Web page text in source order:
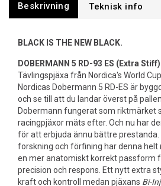
Beskrivning
BLACK IS THE NEW BLACK.
DOBERMANN 5 RD-93 ES (Extra Stiff)
Tävlingspjäxa från Nordica's World
Nordicas Dobermann 5 RD-ES är
och se till att du landar överst på
Dobermann fungerat som riktmärket
racingpjäxor mäts efter. Och nu har
för att erbjuda ännu bättre prestanda.
forskning och förfining har denna helt
en mer anatomiskt korrekt passform
precision och respons. Ett nytt extra
kraft och kontroll medan pjäxans Bi-